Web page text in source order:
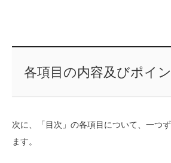
各項目の内容及びポイ
次に、「目次」の各項目について、一つ
ます。